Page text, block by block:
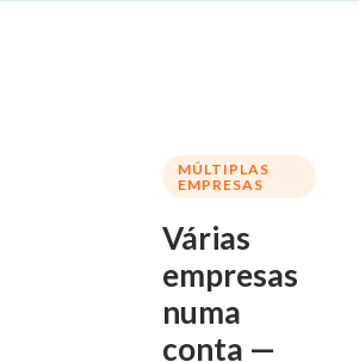
MÚLTIPLAS
EMPRESAS
Várias
empresas
numa
conta —